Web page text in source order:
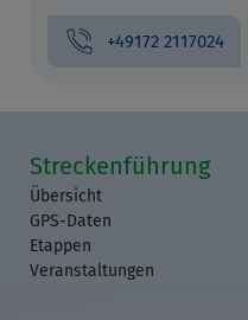
+49172 2117024
Streckenführung
Übersicht
GPS-Daten
Etappen
Veranstaltungen